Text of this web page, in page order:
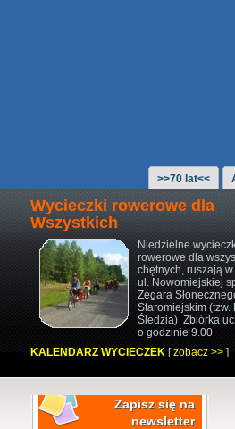
>>70 lat<<
Wycieczki rowerowe dla
Wszystkich
Niedzielne
rowerowe dla
chętnych,ruszają w
ul. Nowomiejskiej
Zegara
Staromiejskim (tzw.
Śledzia) Zbiórka
o godzinie 9.00
KALENDARZ WYCIECZEK [zobacz >>]
Zapisz się na
newsletter